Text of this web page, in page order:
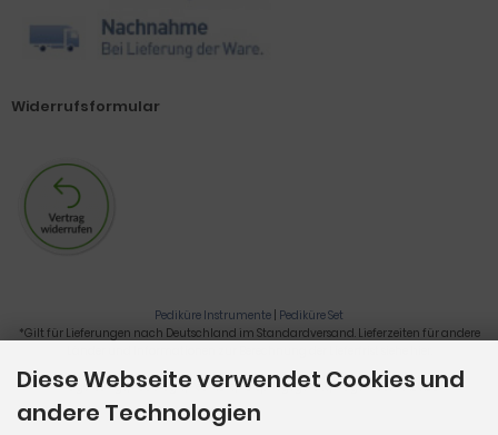
Widerrufsformular
Pediküre Instrumente | Pediküre Set
*Gilt für Lieferungen nach Deutschland im Standardversand. Lieferzeiten für andere
Nagelzange, Podologie, Pediküre, Fußpflegegeräte, Nagelfräser © 2026
Diese Webseite verwendet Cookies und
andere Technologien